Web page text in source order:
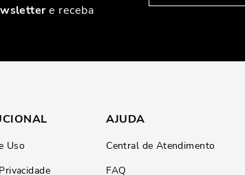
e receba
Uso
AJUDA
Central de Atendimento
FAQ